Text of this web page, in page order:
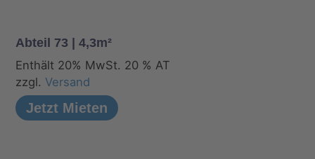
Abteil 73 | 4,3m²
Enthält 20% MwSt. 20 % AT
zzgl.Versand
Jetzt Mieten